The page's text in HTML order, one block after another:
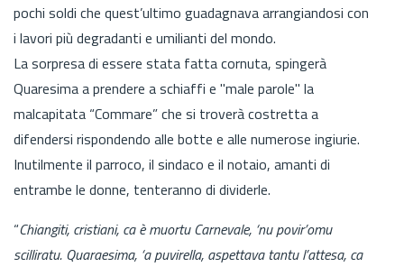
pochi soldi che quest’ultimo guadagnava arrangiandosi con
i lavori più degradanti e umilianti del mondo.
La sorpresa di essere stata fatta cornuta, spingerà
Quaresima a prendere a schiaffi e "male parole" la
malcapitata “Commare” che si troverà costretta a
difendersi rispondendo alle botte e alle numerose ingiurie.
Inutilmente il parroco, il sindaco e il notaio, amanti di
entrambe le donne, tenteranno di dividerle.
“Chiangiti, cristiani, ca è muortu Carnevale, ‘nu povir’omu
scilliratu. Quaraesima, ‘a puvirella, aspettava tantu l’attesa, ca